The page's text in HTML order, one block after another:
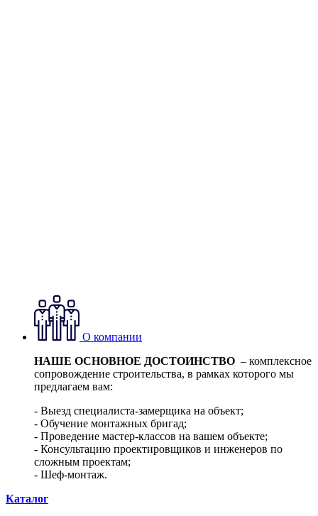
О компании
НАШЕ ОСНОВНОЕ ДОСТОИНСТВО – комплексное
сопровождение строительства, в рамках которого мы
предлагаем вам:
- Выезд специалиста-замерщика на объект;
- Обучение монтажных бригад;
- Проведение мастер-классов на вашем объекте;
- Консультацию проектировщиков и инженеров по
сложным проектам;
- Шеф-монтаж.
Каталог